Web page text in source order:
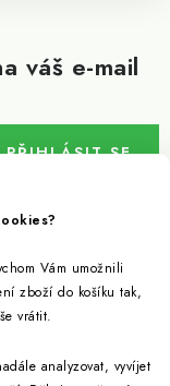
Vám umožnili
zboží do košíku tak,
vrátit.
analyzovat, vyvíjet
váš e-mail
osobních údajů
PŘIHLÁSIT SE